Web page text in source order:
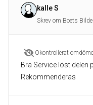
kalle S
Skrev om Boets
Okontrollerat omdöme
Bra Service löst delen
Rekommenderas